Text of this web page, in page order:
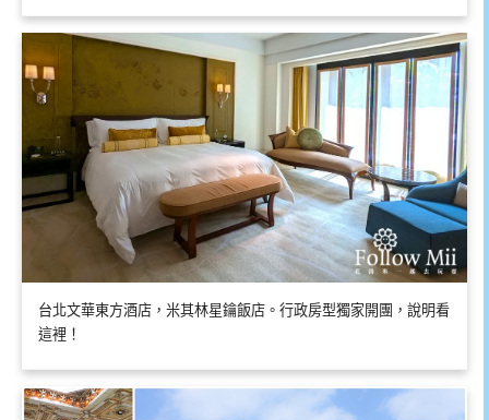
台北文華東方酒店，米其林星鑰飯店。行政房型獨家開團，說明看
這裡！